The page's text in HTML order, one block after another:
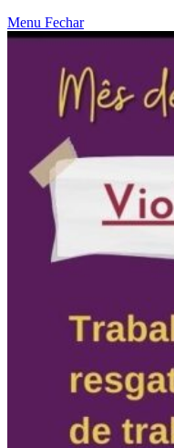
Menu Fechar